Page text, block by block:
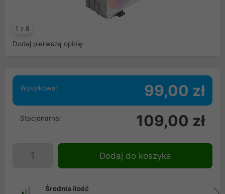
1 z 8
Dodaj pierwszą opinię
Wysyłkowa: 99,00 zł
Stacjonarna: 109,00 zł
Dodaj do koszyka
Średnia ilość